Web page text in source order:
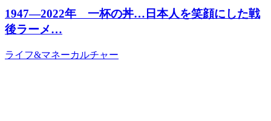
1947―2022年 一杯の丼…日本人を笑顔にした戦
後ラーメ…
ライフ&マネーカルチャー